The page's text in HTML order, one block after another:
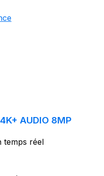
AUDIO 8MP
temps réel